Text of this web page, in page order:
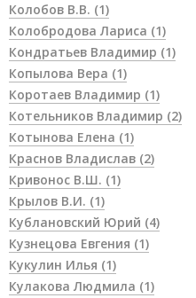
Колобов В.В. (1)
Колобродова Лариса (1)
Кондратьев Владимир (1)
Копылова Вера (1)
Коротаев Владимир (1)
Котельников Владимир (2)
Котынова Елена (1)
Краснов Владислав (2)
Кривонос В.Ш. (1)
Крылов В.И. (1)
Кублановский Юрий (4)
Кузнецова Евгения (1)
Кукулин Илья (1)
Кулакова Людмила (1)